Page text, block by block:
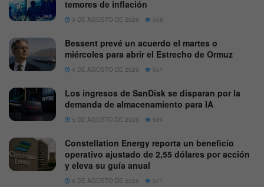
temores de inflación
3 DE AGOSTO DE 2026 556
Bessent prevé un acuerdo el martes o
miércoles para abrir el Estrecho de Ormuz
4 DE AGOSTO DE 2026 551
Los ingresos de SanDisk se disparan por la
demanda de almacenamiento para IA
5 DE AGOSTO DE 2026 584
Constellation Energy reporta un beneficio
operativo ajustado de 2,55 dólares por acción
y eleva su guía anual
6 DE AGOSTO DE 2026 571